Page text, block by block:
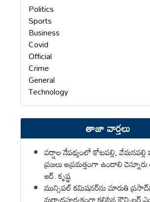
Politics
Sports
Business
Covid
Official
Crime
General
Technology
తాజా వార్తలు
వర్షాల నేపథ్యంలో కోటపల్లి,
ప్రజలు అప్రమత్తంగా ఉండాలి
ఆర్. కృష్ణ
మున్సిపల్ కమిషనర్‌ను మారుతి